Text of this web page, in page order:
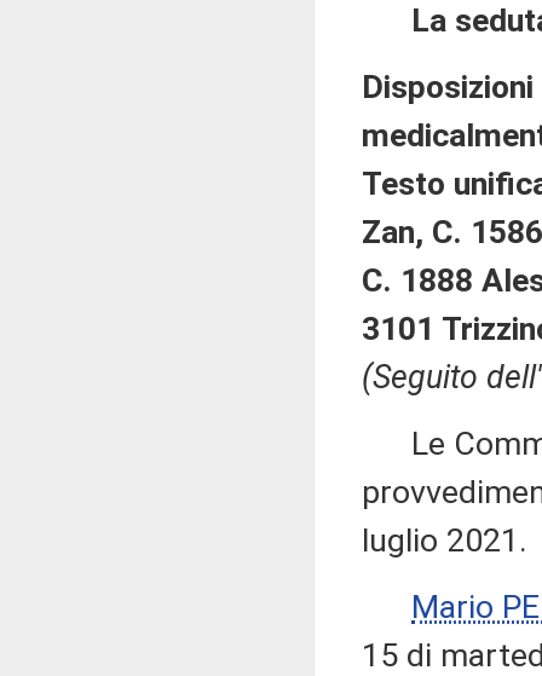
La
Testo
Zan, C.
C. 1888
3101
(Seguito
Le
luglio 2021.
Mario
15 di